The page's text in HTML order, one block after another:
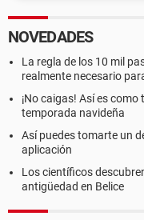
NOVEDADES
La regla de los 10 mil
realmente necesario
¡No caigas! Así es
temporada navideña
Así puedes tomarte un
aplicación
Los científicos
antigüedad en Belice